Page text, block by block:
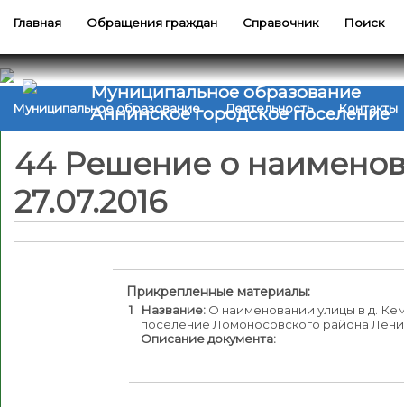
Главная Обращения граждан Справочник Поиск
Муниципальное образование
Аннинское городское поселение
Муниципальное образование Деятельность Контакты
44 Решение о
27.07.2016
Прикрепленные материалы:
1 Название: О наименовании улицы в д.
поселение Ломоносовского района
Описание документа: